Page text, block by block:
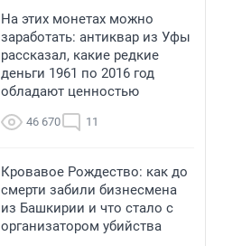
На этих монетах можно
заработать: антиквар из Уфы
рассказал, какие редкие
деньги 1961 по 2016 год
обладают ценностью
46 670 11
Кровавое Рождество: как до
смерти забили бизнесмена
из Башкирии и что стало с
организатором убийства